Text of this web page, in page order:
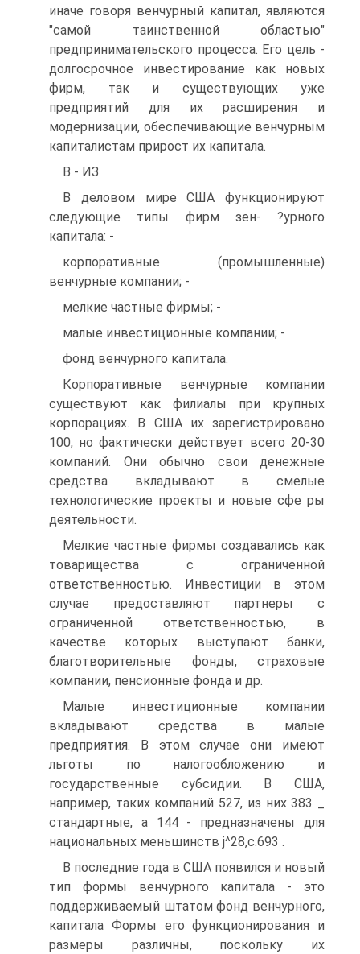
иначе говоря венчурный капитал, являются
"самой таинственной областью"
предпринимательского процесса. Его цель -
долгосрочное инвестирование как новых
фирм, так и существующих уже
предприятий для их расширения и
модернизации, обеспечивающие венчурным
капиталистам прирост их капитала.
В - ИЗ
В деловом мире США функционируют
следующие типы фирм зен- ?урного
капитала: -
корпоративные (промышленные)
венчурные компании; -
мелкие частные фирмы; -
малые инвестиционные компании; -
фонд венчурного капитала.
Корпоративные венчурные компании
существуют как филиалы при крупных
корпорациях. В США их зарегистрировано
100, но фактически действует всего 20-30
компаний. Они обычно свои денежные
средства вкладывают в смелые
технологические проекты и новые сфе ры
деятельности.
Мелкие частные фирмы создавались как
товарищества с ограниченной
ответственностью. Инвестиции в этом
случае предоставляют партнеры с
ограниченной ответственностью, в
качестве которых выступают банки,
благотворительные фонды, страховые
компании, пенсионные фонда и др.
Малые инвестиционные компании
вкладывают средства в малые
предприятия. В этом случае они имеют
льготы по налогообложению и
государственные субсидии. В США,
например, таких компаний 527, из них 383 _
стандартные, а 144 - предназначены для
национальных меньшинств j^28,с.693 .
В последние года в США появился и новый
тип формы венчурного капитала - это
поддерживаемый штатом фонд венчурного,
капитала Формы его функционирования и
размеры различны, поскольку их